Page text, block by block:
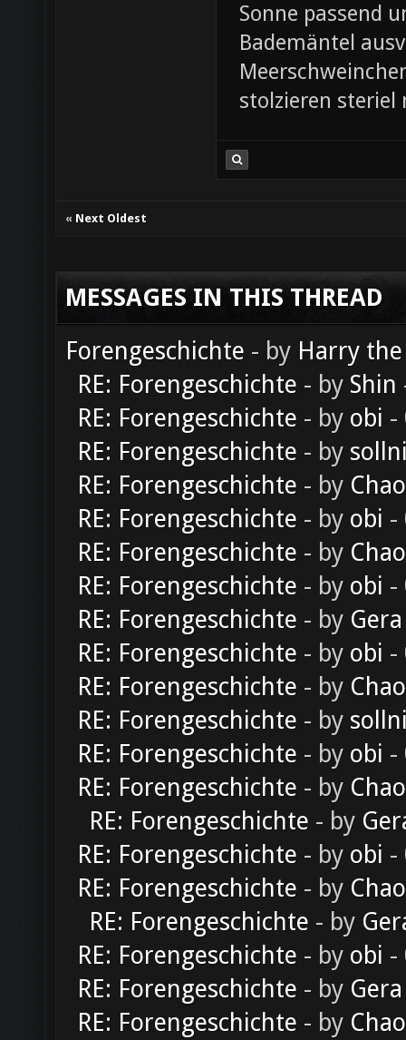
Sonne passend
Bademäntel
stolzieren
« Next Oldest
MESSAGES IN THIS THREAD
Forengeschichte - by Harry
RE: Forengeschichte - by Shin
RE: Forengeschichte - by obi -
RE: Forengeschichte - by
RE: Forengeschichte - by
RE: Forengeschichte - by obi -
RE: Forengeschichte - by
RE: Forengeschichte - by obi -
RE: Forengeschichte - by Gera
RE: Forengeschichte - by obi -
RE: Forengeschichte - by
RE: Forengeschichte - by
RE: Forengeschichte - by obi -
RE: Forengeschichte - by
RE: Forengeschichte - by
RE: Forengeschichte - by obi -
RE: Forengeschichte - by
RE: Forengeschichte - by
RE: Forengeschichte - by obi -
RE: Forengeschichte - by Gera
RE: Forengeschichte - by